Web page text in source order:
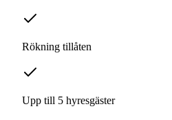
Rökning tillåten
Upp till 5 hyresgäster